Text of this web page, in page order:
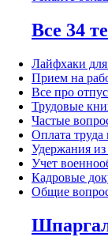
Все 34
Лайфхаки
Прием на
Все про
Трудовые
Частые
Оплата
Удержания из
Учет
Кадровые
Общие